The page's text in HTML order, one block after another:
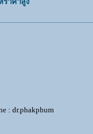
: dr.phakphum